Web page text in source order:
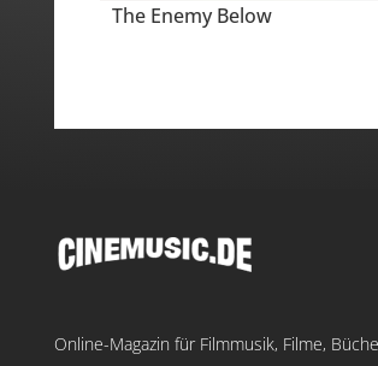
The Enemy Below
Online-Magazin für Filmmusik, Filme,